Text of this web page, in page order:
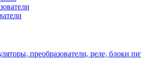
преобразователи, реле, блоки